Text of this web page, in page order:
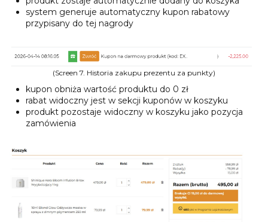
system generuje automatyczny kupon rabatowy
przypisany do tej nagrody
(Screen 7. Historia zakupu prezentu za punkty)
kupon obniża wartość produktu do 0 zł
rabat widoczny jest w sekcji kuponów w koszyku
produkt pozostaje widoczny w koszyku jako pozycja
zamówienia